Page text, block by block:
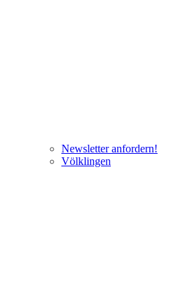
Newsletter anfordern!
Völklingen